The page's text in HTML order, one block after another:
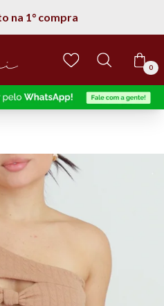
na 1° compra
0